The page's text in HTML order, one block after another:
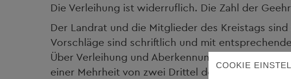
Die Verleihung ist widerruflich. Die Zahl der
Der Landrat und die Mitglieder des Kreistags
Vorschläge sind schriftlich und mit
Über Verleihung und Aberkennung des
einer Mehrheit von zwei Drittel derCOOKIE